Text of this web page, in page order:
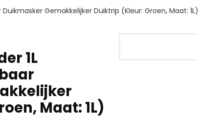
Gemakkelijker Duiktrip (Kleur: Groen, Maat: 1L)
1L
Maat: 1L)